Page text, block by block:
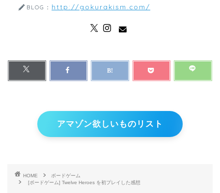
BLOG： http://gokurakism.com/
アマゾン欲しいものリスト
HOME
ボードゲーム
[ボードゲーム] Twelve Heroes を初プレイした感想